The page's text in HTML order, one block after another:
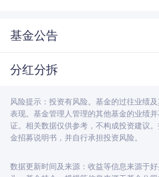
基金公告
分红分拆
风险提示：投资有风险。基金的过往业绩
表现。基金管理人管理的其他基金的业绩
证。相关数据仅供参考，不构成投资建议
金招募说明书，并自行承担投资风险。
数据更新时间及来源：收益等信息来源于